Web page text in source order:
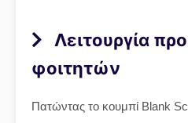
Λειτουργία
φοιτητών
Πατώντας το κουμπί Blank